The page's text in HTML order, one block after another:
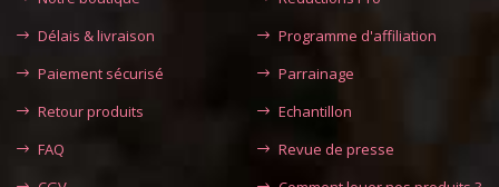
Délais & livraison
Paiement sécurisé
Retour produits
FAQ
Programme d'affiliation
Parrainage
Echantillon
Revue de presse